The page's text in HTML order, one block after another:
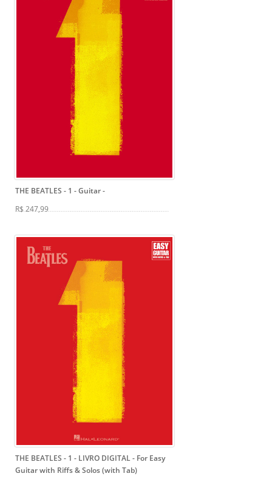
THE BEATLES - 1 - Guitar-
R$ 247,99
THE BEATLES - 1 - LIVRO DIGITAL- For Easy
Guitar with Riffs & Solos (with Tab)